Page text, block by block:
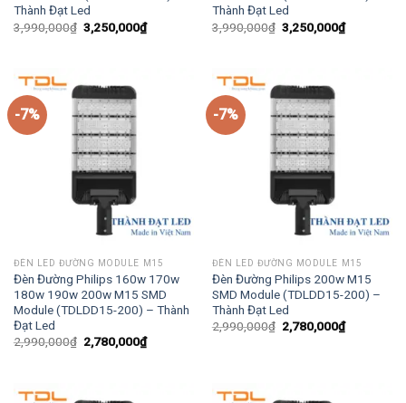
Thành Đạt Led
3,990,000₫ Giá
gốc
3,250,000₫Giá
hiện
Thành Đạt Led
3,990,000₫ Giá
gốc
3,250,000₫Giá
hiện
-7%
ĐÈN LED ĐƯỜNG MODULE M15
Đèn Đường Philips 160w 170w
180w 190w 200w M15 SMD
Module (TDLDD15-200) – Thành
Đạt Led
2,990,000₫ Giá
gốc
2,780,000₫Giá
hiện
-7%
ĐÈN LED ĐƯỜNG MODULE M15
Đèn Đường Philips 200w M15
SMD Module (TDLDD15-200) –
Thành Đạt Led
2,990,000₫ Giá
gốc
2,780,000₫Giá
hiện